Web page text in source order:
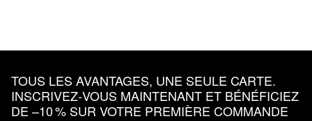
TOUS LES AVANTAGES, UNE SEULE CARTE.
INSCRIVEZ‑VOUS MAINTENANT ET BÉNÉFICIEZ
DE –10 % SUR VOTRE PREMIÈRE COMMANDE